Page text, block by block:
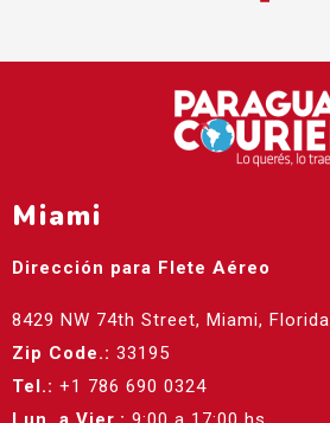
Miami
Dirección para Flete Aéreo
8429 NW 74th Street, Miami, Florida
Zip Code.: 33195
Tel.: +1 786 690 0324